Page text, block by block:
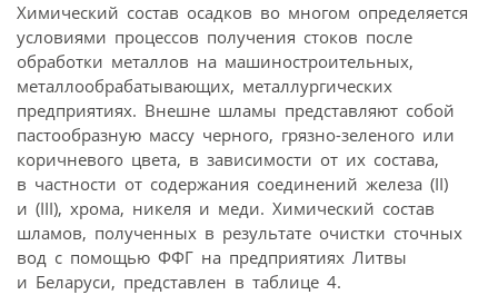
Химический состав осадков во многом определяется
условиями процессов получения стоков после
обработки металлов на машиностроительных,
металлообрабатывающих, металлургических
предприятиях. Внешне шламы представляют собой
пастообразную массу черного, грязно-зеленого или
коричневого цвета, в зависимости от их состава,
в частности от содержания соединений железа (II)
и (III), хрома, никеля и меди. Химический состав
шламов, полученных в результате очистки сточных
вод с помощью ФФГ на предприятиях Литвы
и Беларуси, представлен в таблице 4.